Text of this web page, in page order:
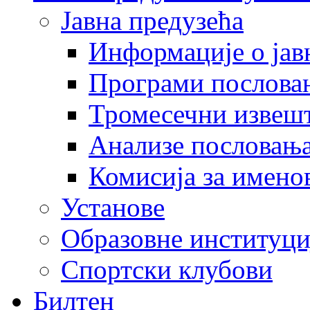
Јавна предузећа
Информације о
Програми
Тромесечни
Анализе
Комисија за
Установе
Образовне
Спортски клубови
Билтен